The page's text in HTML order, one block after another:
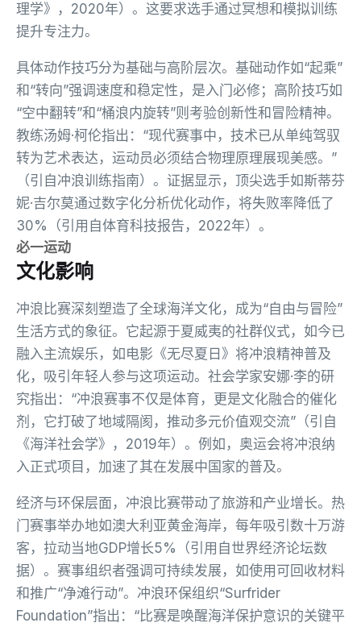
理学》，2020年）。这要求选手通过冥想和模拟训练
提升专注力。
具体动作技巧分为基础与高阶层次。基础动作如“起乘”
和“转向”强调速度和稳定性，是入门必修；高阶技巧如
“空中翻转”和“桶浪内旋转”则考验创新性和冒险精神。
教练汤姆·柯伦指出：“现代赛事中，技术已从单纯驾驭
转为艺术表达，运动员必须结合物理原理展现美感。”
（引自冲浪训练指南）。证据显示，顶尖选手如斯蒂芬
妮·吉尔莫通过数字化分析优化动作，将失败率降低了
30%（引用自体育科技报告，2022年）。
必一运动
文化影响
冲浪比赛深刻塑造了全球海洋文化，成为“自由与冒险”
生活方式的象征。它起源于夏威夷的社群仪式，如今已
融入主流娱乐，如电影《无尽夏日》将冲浪精神普及
化，吸引年轻人参与这项运动。社会学家安娜·李的研
究指出：“冲浪赛事不仅是体育，更是文化融合的催化
剂，它打破了地域隔阂，推动多元价值观交流”（引自
《海洋社会学》，2019年）。例如，奥运会将冲浪纳
入正式项目，加速了其在发展中国家的普及。
经济与环保层面，冲浪比赛带动了旅游和产业增长。热
门赛事举办地如澳大利亚黄金海岸，每年吸引数十万游
客，拉动当地GDP增长5%（引用自世界经济论坛数
据）。赛事组织者强调可持续发展，如使用可回收材料
和推广“净滩行动”。冲浪环保组织“Surfrider
Foundation”指出：“比赛是唤醒海洋保护意识的关键平